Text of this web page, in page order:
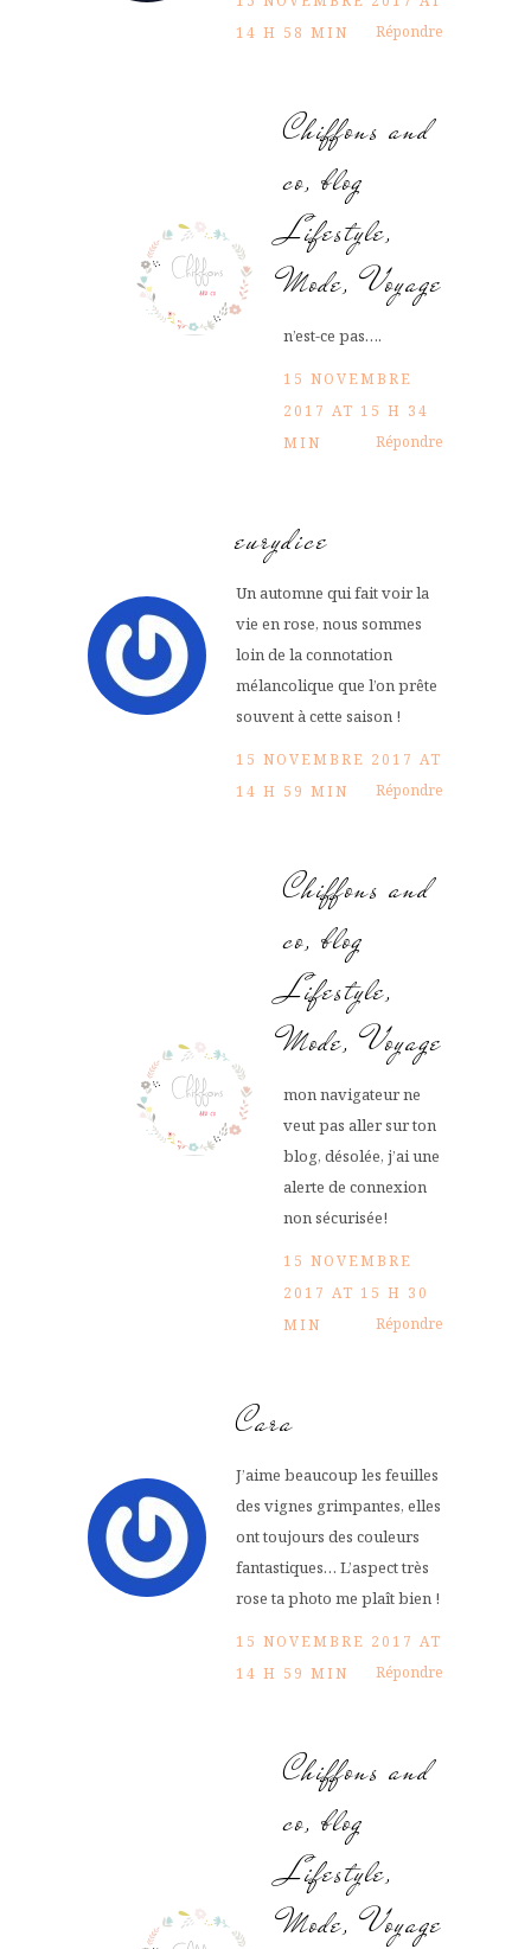
14 H 58 MIN
Répondre
Chiffons and
co, blog
Lifestyle,
Mode, Voyage
n’est-ce pas….
15 NOVEMBRE
2017 AT 15 H 34
MIN
Répondre
eurydice
Un automne qui fait voir la
vie en rose, nous sommes
loin de la connotation
mélancolique que l’on prête
souvent à cette saison !
15 NOVEMBRE 2017 AT
14 H 59 MIN
Répondre
Chiffons and
co, blog
Lifestyle,
Mode, Voyage
mon navigateur ne
veut pas aller sur ton
blog, désolée, j’ai une
alerte de connexion
non sécurisée!
15 NOVEMBRE
2017 AT 15 H 30
MIN
Répondre
Cara
J’aime beaucoup les feuilles
des vignes grimpantes, elles
ont toujours des couleurs
fantastiques… L’aspect très
rose ta photo me plaît bien !
15 NOVEMBRE 2017 AT
14 H 59 MIN
Répondre
Chiffons and
co, blog
Lifestyle,
Mode, Voyage